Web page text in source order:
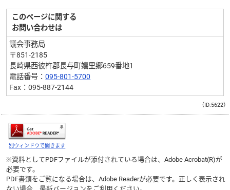
このページに関する
お問い合わせは
議会事務局
〒851-2185
長崎県西彼杵郡長与町嬉里郷659番地1
電話番号：095-801-5700
Fax：095-887-2144
（ID:5622）
別ウィンドウで開きます
※資料としてPDFファイルが添付されている場合は、Adobe Acrobat(R)が
必要です。
PDF書類をご覧になる場合は、Adobe Readerが必要です。正しく表示され